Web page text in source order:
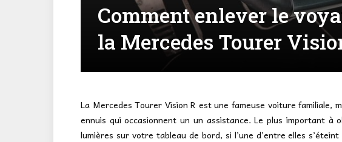
Comment enlever le
la Mercedes Tourer
La Mercedes Tourer Vision R est une fameuse voiture familiale,
ennuis qui occasionnent un un assistance. Le plus important à
lumières sur votre tableau de bord, si l’une d’entre elles